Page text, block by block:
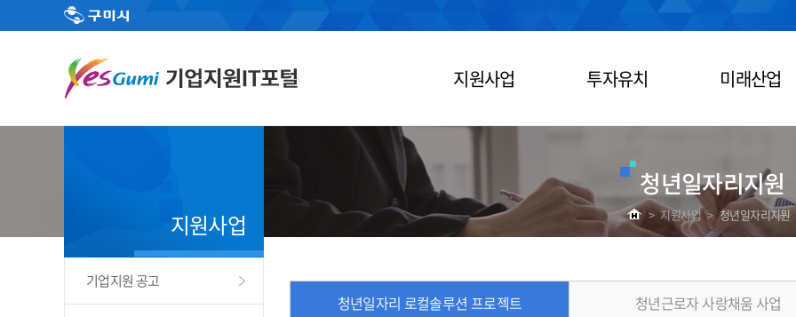
지원사업 투자유치 미래산업
청년일자리지원
> 지원사업 > 청년일자리지원
지원사업
기업지원 공고
청년일자리 로컬솔루션 프로젝트 청년근로자 사랑채움 사업